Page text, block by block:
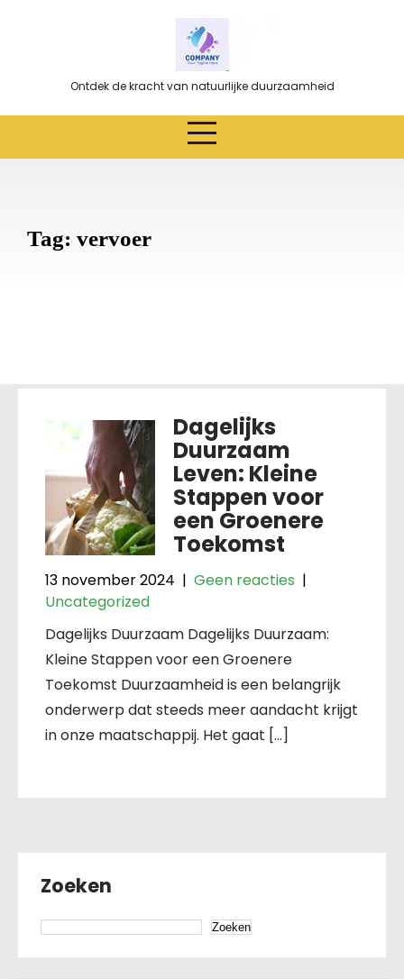
Ontdek de kracht van natuurlijke duurzaamheid
Tag: vervoer
Dagelijks
Duurzaam
Leven: Kleine
Stappen voor
een Groenere
Toekomst
13 november 2024 | Geen reacties |
Uncategorized
Dagelijks Duurzaam Dagelijks Duurzaam:
Kleine Stappen voor een Groenere
Toekomst Duurzaamheid is een belangrijk
onderwerp dat steeds meer aandacht krijgt
in onze maatschappij. Het gaat […]
Zoeken
Zoeken